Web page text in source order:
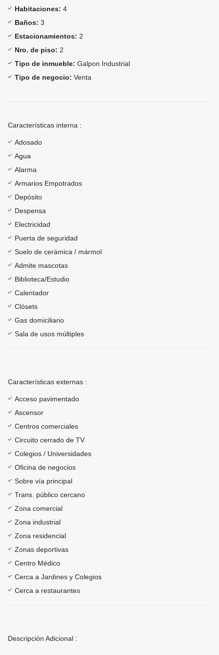
Habitaciones: 4
Baños: 3
Estacionamientos: 2
Nro. de piso: 2
Tipo de inmueble: Galpon Industrial
Tipo de negocio: Venta
Características interna :
Adosado
Agua
Alarma
Armarios Empotrados
Depósito
Despensa
Electricidad
Puerta de seguridad
Suelo de cerámica / mármol
Admite mascotas
Biblioteca/Estudio
Calentador
Clósets
Gas domiciliario
Sala de usos múltiples
Características externas :
Acceso pavimentado
Ascensor
Centros comerciales
Circuito cerrado de TV
Colegios / Universidades
Oficina de negocios
Sobre vía principal
Trans. público cercano
Zona comercial
Zona industrial
Zona residencial
Zonas deportivas
Centro Médico
Cerca a Jardines y Colegios
Cerca a restaurantes
Descripción Adicional :